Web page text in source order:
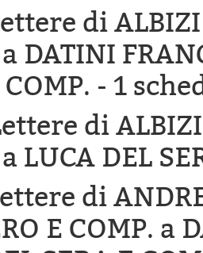
di
DATINI
- 1
di
LUCA DEL
di
E COMP. a